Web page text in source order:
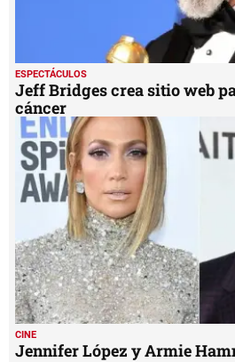
ESPECTÁCULOS
Jeff Bridges crea sitio web
cáncer
CINE
Jennifer López y Armie